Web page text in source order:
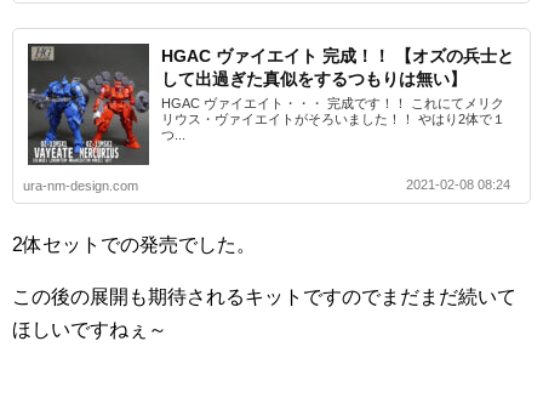
HGAC ヴァイエイト 完成！！ 【オズの兵士と
して出過ぎた真似をするつもりは無い】
HGAC ヴァイエイト・・・ 完成です！！ これにてメリク
リウス・ヴァイエイトがそろいました！！ やはり2体で１
つ...
ura-nm-design.com 2021-02-08 08:24
2体セットでの発売でした。
この後の展開も期待されるキットですのでまだまだ続いて
ほしいですねぇ～